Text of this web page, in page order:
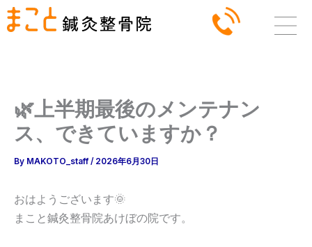
内
容
🌿上半期最後のメンテナン
ス、できていますか？
By MAKOTO_staff / 2026年6月30日
おはようございます🌞
まこと鍼灸整骨院あけぼの院です。